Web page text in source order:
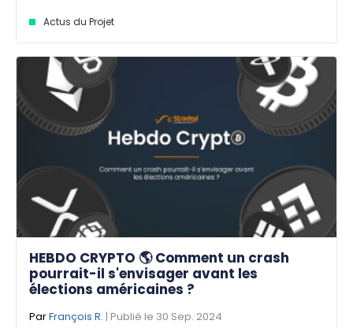
Actus du Projet
HEBDO CRYPTO 🌎 Comment un crash
pourrait-il s'envisager avant les
élections américaines ?
ParFrançois R. | Publié le 30 Sep. 2024